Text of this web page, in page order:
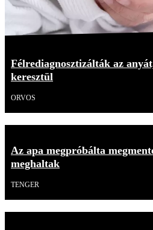
Félrediagnosztizálták az
keresztül
ORVOS
Az apa megpróbálta
meghaltak
TENGER